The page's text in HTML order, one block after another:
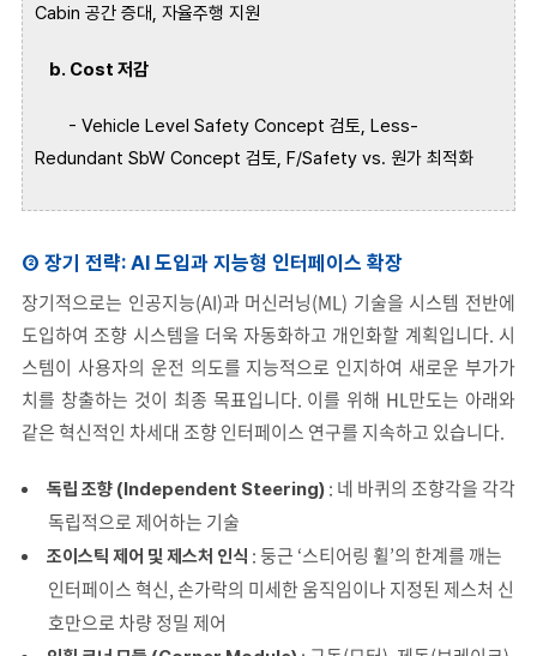
Cabin 공간 증대, 자율주행 지원
b. Cost 저감
- Vehicle Level Safety Concept 검토, Less-
Redundant SbW Concept 검토, F/Safety vs. 원가 최적화
② 장기 전략: AI 도입과 지능형 인터페이스 확장
장기적으로는 인공지능(AI)과 머신러닝(ML) 기술을 시스템 전반에
도입하여 조향 시스템을 더욱 자동화하고 개인화할 계획입니다. 시
스템이 사용자의 운전 의도를 지능적으로 인지하여 새로운 부가가
치를 창출하는 것이 최종 목표입니다. 이를 위해 HL만도는 아래와
같은 혁신적인 차세대 조향 인터페이스 연구를 지속하고 있습니다.
독립 조향 (Independent Steering) : 네 바퀴의 조향각을 각각
독립적으로 제어하는 기술
조이스틱 제어 및 제스처 인식 : 둥근 ‘스티어링 휠’의 한계를 깨는
인터페이스 혁신, 손가락의 미세한 움직임이나 지정된 제스처 신
호만으로 차량 정밀 제어